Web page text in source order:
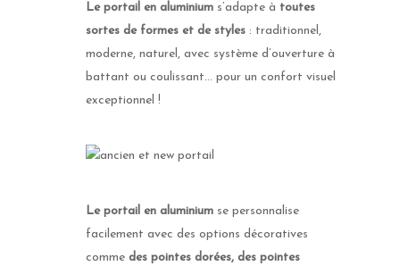
Le portail en aluminium s’adapte à toutes
sortes de formes et de styles : traditionnel,
moderne, naturel, avec système d’ouverture à
battant ou coulissant… pour un confort visuel
exceptionnel !
Le portail en aluminium se personnalise
facilement avec des options décoratives
comme des pointes dorées, des pointes